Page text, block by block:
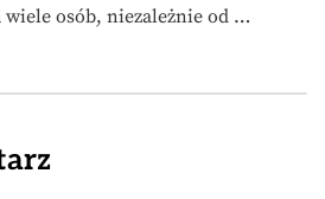
osób, niezależnie od …